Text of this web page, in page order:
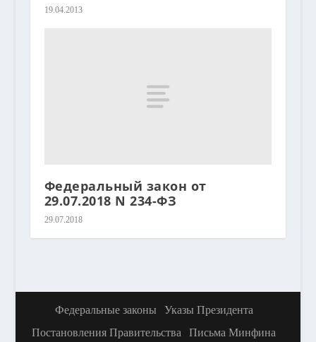
19.04.2013
Федеральный закон от
29.07.2018 N 234-ФЗ
29.07.2018
Федеральные законы
Указы Президента
Постановления Правительства
Письма Минфина